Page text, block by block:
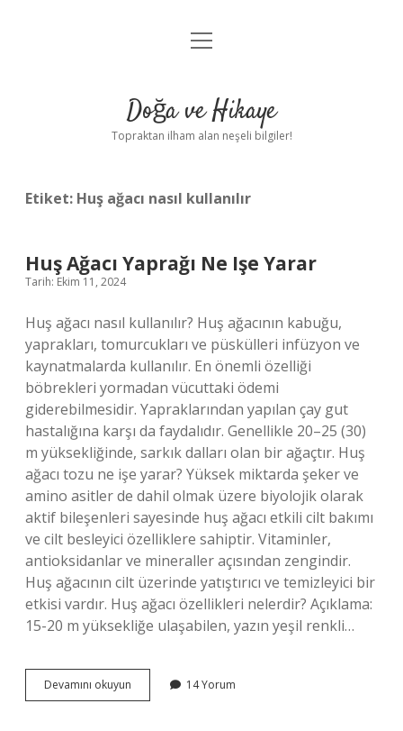
Anasayfa
Yasal Uyarı
menüyü
Doğa ve Hikaye
Topraktan ilham alan neşeli bilgiler!
Etiket: Huş ağacı nasıl kullanılır
Huş Ağacı Yaprağı Ne Işe Yarar
Tarih: Ekim 11, 2024
Huş ağacı nasıl kullanılır? Huş ağacının kabuğu,
yaprakları, tomurcukları ve püskülleri infüzyon ve
kaynatmalarda kullanılır. En önemli özelliği
böbrekleri yormadan vücuttaki ödemi
giderebilmesidir. Yapraklarından yapılan çay gut
hastalığına karşı da faydalıdır. Genellikle 20–25 (30)
m yüksekliğinde, sarkık dalları olan bir ağaçtır. Huş
ağacı tozu ne işe yarar? Yüksek miktarda şeker ve
amino asitler de dahil olmak üzere biyolojik olarak
aktif bileşenleri sayesinde huş ağacı etkili cilt bakımı
ve cilt besleyici özelliklere sahiptir. Vitaminler,
antioksidanlar ve mineraller açısından zengindir.
Huş ağacının cilt üzerinde yatıştırıcı ve temizleyici bir
etkisi vardır. Huş ağacı özellikleri nelerdir? Açıklama:
15-20 m yüksekliğe ulaşabilen, yazın yeşil renkli…
Devamını okuyun
Ağacı
14 Yorum